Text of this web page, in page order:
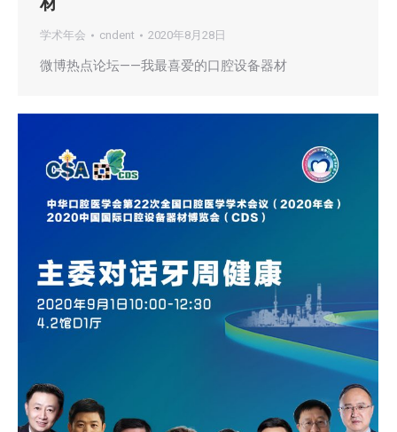
学术年会 cndent 2020年8月28日
微博热点论坛——我最喜爱的口腔设备器材